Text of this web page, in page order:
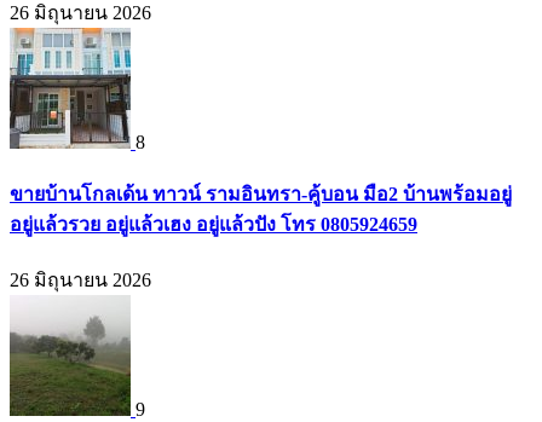
26 มิถุนายน 2026
8
ขายบ้านโกลเด้น ทาวน์ รามอินทรา-คู้บอน มือ2 บ้านพร้อมอยู่
อยู่แล้วรวย อยู่แล้วเฮง อยู่แล้วปัง โทร 0805924659
26 มิถุนายน 2026
9